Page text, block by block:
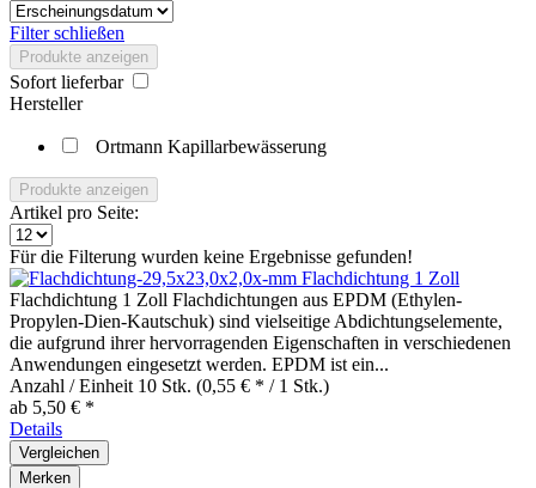
Filter schließen
Produkte anzeigen
Sofort lieferbar
Hersteller
Ortmann Kapillarbewässerung
Produkte anzeigen
Artikel pro Seite:
Für die Filterung wurden keine Ergebnisse gefunden!
Flachdichtung 1 Zoll
Flachdichtung 1 Zoll Flachdichtungen aus EPDM (Ethylen-
Propylen-Dien-Kautschuk) sind vielseitige Abdichtungselemente,
die aufgrund ihrer hervorragenden Eigenschaften in verschiedenen
Anwendungen eingesetzt werden. EPDM ist ein...
Anzahl / Einheit 10 Stk. (0,55 € * / 1 Stk.)
ab 5,50 € *
Details
Vergleichen
Merken